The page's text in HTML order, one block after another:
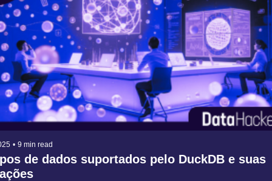
• 9 min read
de dados suportados pelo DuckDB e suas